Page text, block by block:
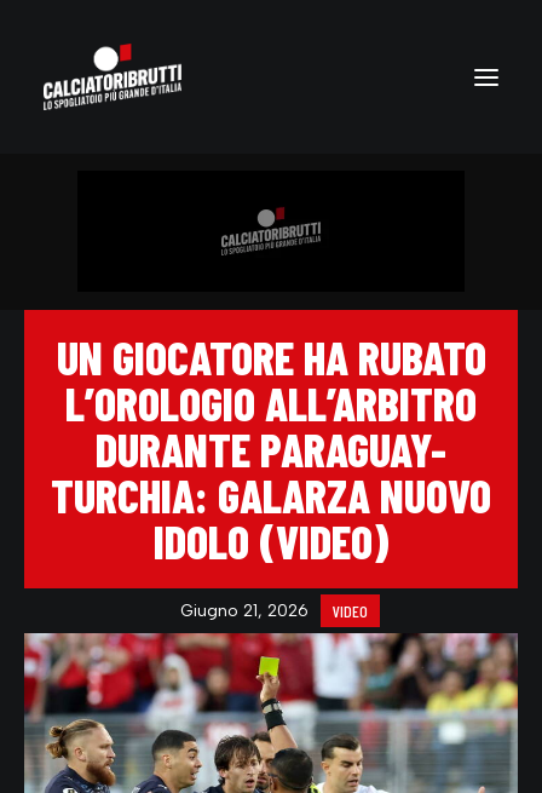
UN GIOCATORE HA RUBATO
L’OROLOGIO ALL’ARBITRO
DURANTE PARAGUAY-
TURCHIA: GALARZA NUOVO
IDOLO (VIDEO)
Giugno 21, 2026 VIDEO